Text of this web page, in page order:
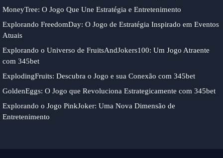
MoneyTree: O Jogo Que Une Estratégia e Entretenimento
Explorando FreedomDay: O Jogo de Estratégia Inspirado em Eventos
Atuais
Explorando o Universo de FruitsAndJokers100: Um Jogo Atraente
com 345bet
ExplodingFruits: Descubra o Jogo e sua Conexão com 345bet
GoldenEggs: O Jogo que Revoluciona Estrategicamente com 345bet
Explorando o Jogo PinkJoker: Uma Nova Dimensão de
Entretenimento